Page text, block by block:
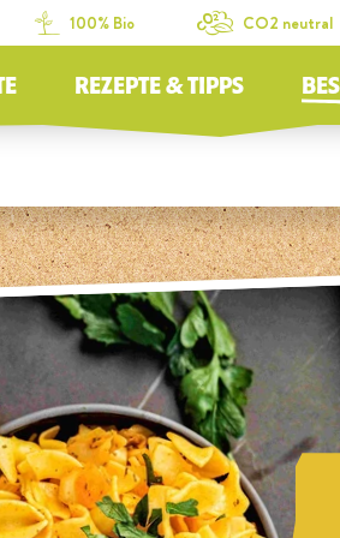
100% Bio CO2 neutral
REZEPTE & TIPPS